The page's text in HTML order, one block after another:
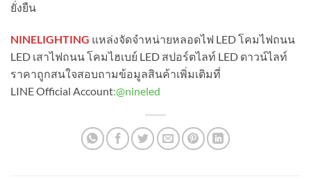
ยั่งยืน
NINELIGHTING แหล่งจัดจำหน่ายหลอดไฟ LED โคมไฟถนน
LED เสาไฟถนน โคมไฮเบย์ LED สปอร์ตไลท์ LED ดาวน์ไลท์
ราคาถูกสนใจสอบถามข้อมูลสินค้าเพิ่มเติมที่
LINE Official Account:@nineled